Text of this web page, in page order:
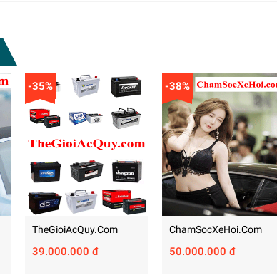
-35%
TheGioiAcQuy.com
39.000.000 đ
-38%
ChamSocXeHoi.com
50.000.000 đ